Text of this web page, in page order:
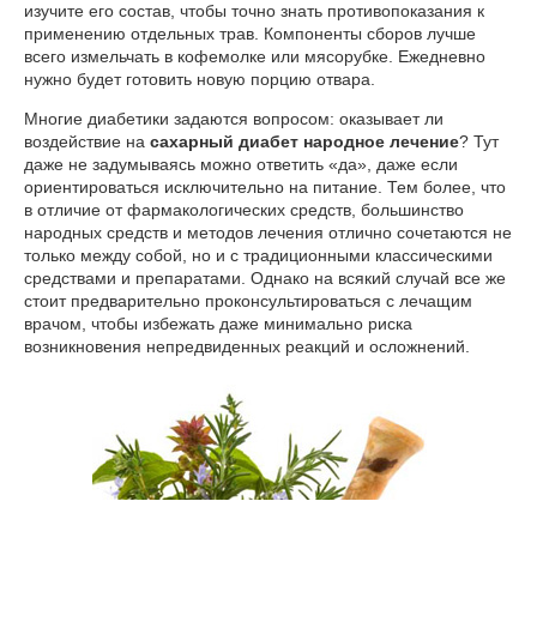
изучите его состав, чтобы точно знать противопоказания к
применению отдельных трав. Компоненты сборов лучше
всего измельчать в кофемолке или мясорубке. Ежедневно
нужно будет готовить новую порцию отвара.
Многие диабетики задаются вопросом: оказывает ли
воздействие на сахарный диабет народное лечение? Тут
даже не задумываясь можно ответить «да», даже если
ориентироваться исключительно на питание. Тем более, что
в отличие от фармакологических средств, большинство
народных средств и методов лечения отлично сочетаются не
только между собой, но и с традиционными классическими
средствами и препаратами. Однако на всякий случай все же
стоит предварительно проконсультироваться с лечащим
врачом, чтобы избежать даже минимально риска
возникновения непредвиденных реакций и осложнений.